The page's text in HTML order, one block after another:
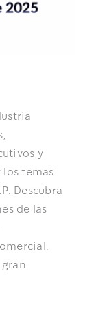
y
los temas
Descubra
de las
gran